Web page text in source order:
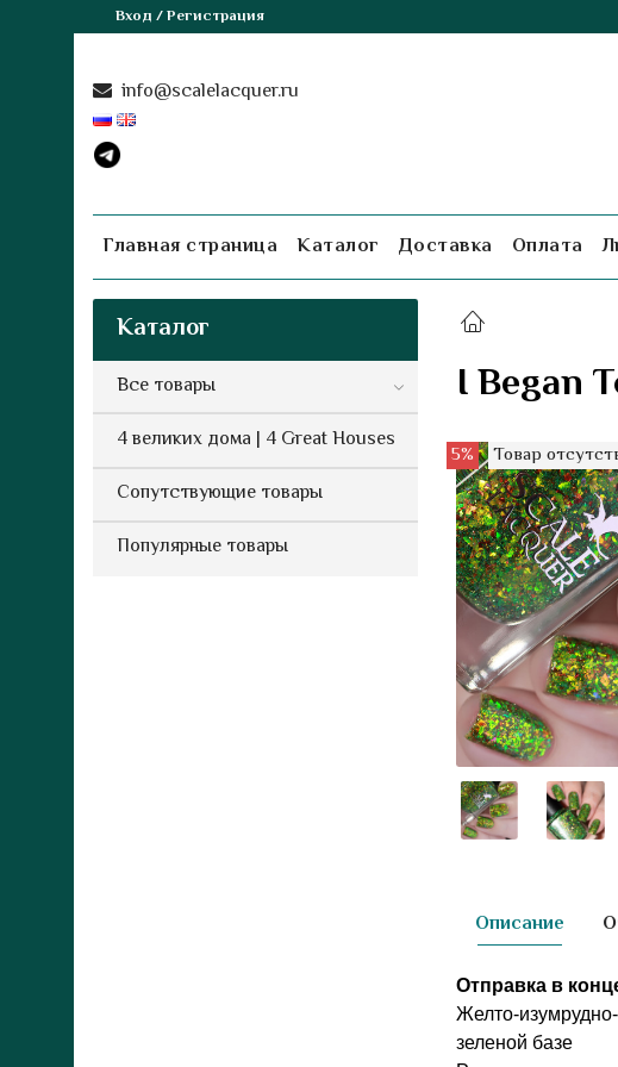
Вход / Регистрация
info@scalelacquer.ru
Главная страница Каталог Доставка Оплата
I Began
5% Товар
Описание
Отправка в
Желто-
зеленой базе
Каталог
Все товары
4 великих дома | 4 Great Houses
Сопутствующие товары
Популярные товары